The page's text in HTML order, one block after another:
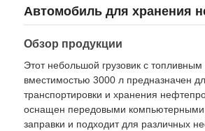
Санитарная машина для уборки
Автофургон-рефрижератор
Мусоровоз с крючком
Автомобиль для хранения
Обзор продукции
Этот небольшой грузовик с топливным
вместимостью 3000 л предназначен
транспортировки и хранения
оснащен передовыми
заправки и подходит для различных